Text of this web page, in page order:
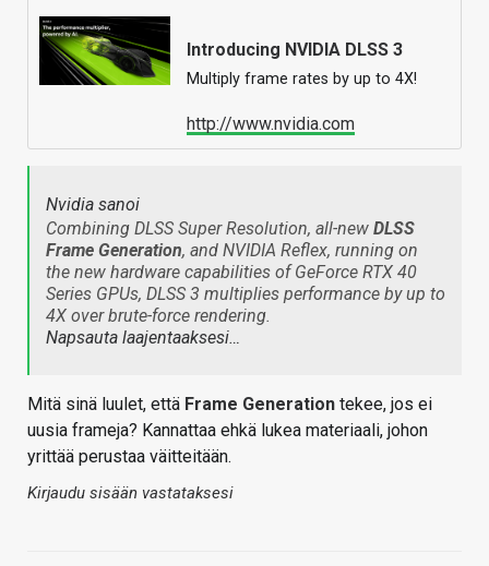
Introducing NVIDIA DLSS 3
Multiply frame rates by up to 4X!
http://www.nvidia.com
Nvidia sanoi
Combining DLSS Super Resolution, all-new DLSS
Frame Generation, and NVIDIA Reflex, running on
the new hardware capabilities of GeForce RTX 40
Series GPUs, DLSS 3 multiplies performance by up to
4X over brute-force rendering.
Napsauta laajentaaksesi…
Mitä sinä luulet, että Frame Generation tekee, jos ei
uusia frameja? Kannattaa ehkä lukea materiaali, johon
yrittää perustaa väitteitään.
Kirjaudu sisään vastataksesi